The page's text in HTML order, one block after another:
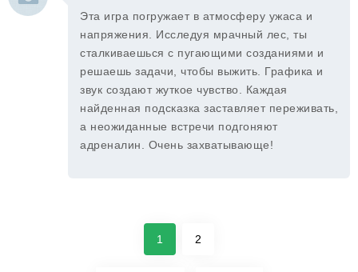
Эта игра погружает в атмосферу ужаса и
напряжения. Исследуя мрачный лес, ты
сталкиваешься с пугающими созданиями и
решаешь задачи, чтобы выжить. Графика и
звук создают жуткое чувство. Каждая
найденная подсказка заставляет переживать,
а неожиданные встречи подгоняют
адреналин. Очень захватывающе!
1 2